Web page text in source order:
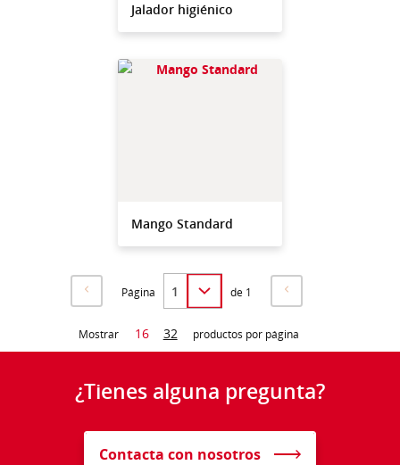
Jalador higiénico
Mango Standard
Página de 1
Mostrar 16 32 productos por página
¿Tienes alguna pregunta?
Contacta con nosotros